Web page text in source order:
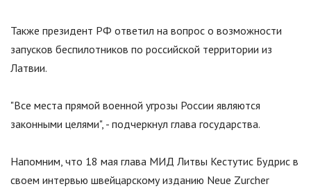
Также президент РФ ответил на вопрос о возможности
запусков беспилотников по российской территории из
Латвии.
"Все места прямой военной угрозы России являются
законными целями", - подчеркнул глава государства.
Напомним, что 18 мая глава МИД Литвы Кестутис Будрис в
своем интервью швейцарскому изданию Neue Zurcher